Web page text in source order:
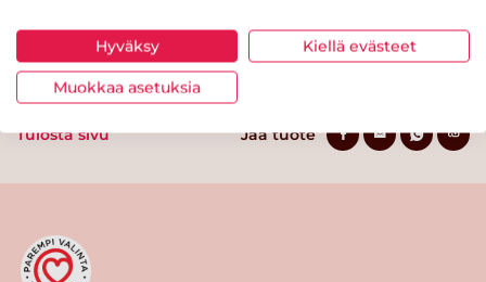
Tulosta sivu Jaa tuote
Hyväksy Kiellä evästeet
Muokkaa asetuksia